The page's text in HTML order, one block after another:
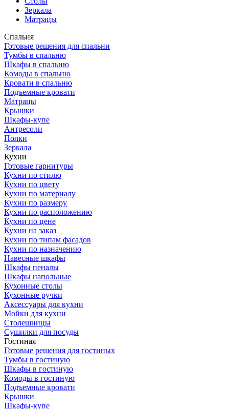
Зеркала
Матрацы
Спальня
Готовые решения для спальни
Тумбы в спальню
Шкафы в спальню
Комоды в спальню
Кровати в спальню
Подъемные кровати
Матрацы
Крышки
Шкафы-купе
Антресоли
Полки
Зеркала
Кухни
Готовые гарнитуры
Кухни по стилю
Кухни по цвету
Кухни по материалу
Кухни по размеру
Кухни по расположению
Кухни по цене
Кухни на заказ
Кухни по типам фасадов
Кухни по назначению
Навесные шкафы
Шкафы пеналы
Шкафы напольные
Кухонные столы
Кухонные ручки
Аксессуары для кухни
Мойки для кухни
Столешницы
Сушилки для посуды
Гостиная
Готовые решения для гостиных
Тумбы в гостиную
Шкафы в гостиную
Комоды в гостиную
Подъемные кровати
Крышки
Шкафы-купе